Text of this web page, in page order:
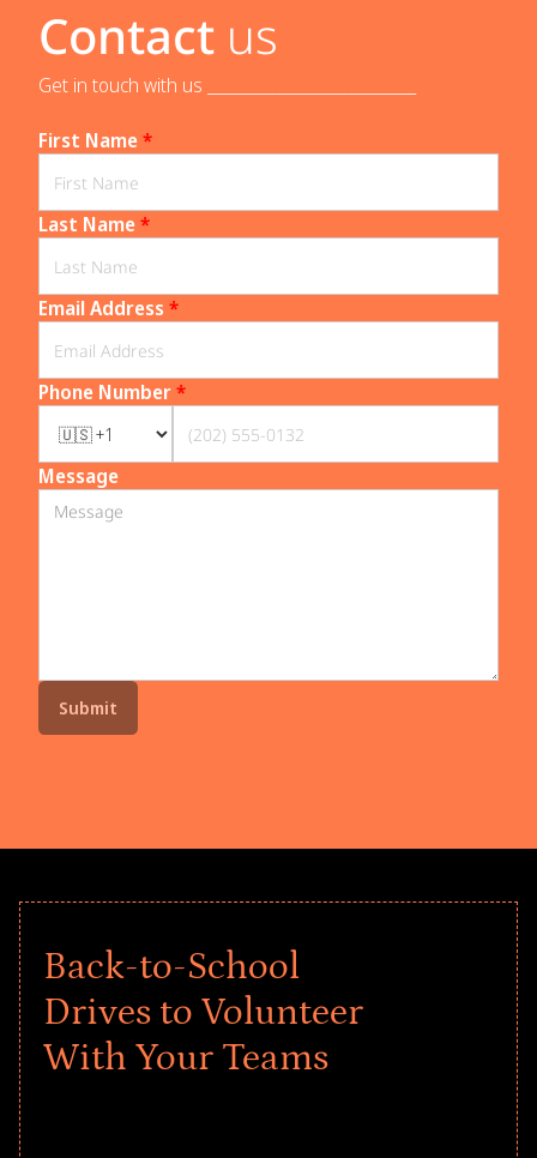
Contact us
Get in touch with us _____________________________
First Name*
Last Name*
Email Address *
Phone Number*
Message
Back-to-School
Drives to Volunteer
With Your Teams